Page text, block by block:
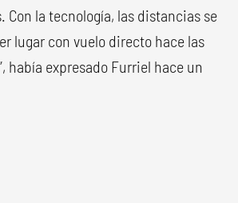
Con la tecnología, las distancias se
lugar con vuelo directo hace las
había expresado Furriel hace un